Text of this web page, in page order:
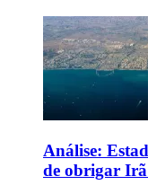
Análise:
de obrigar